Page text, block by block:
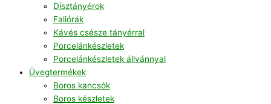
Dísztányérok
Faliórák
Kávés csésze tányérral
Porcelánkészletek
Porcelánkészletek állvánnyal
Üvegtermékek
Boros kancsók
Boros készletek